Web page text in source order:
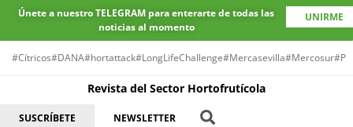
Únete a nuestro TELEGRAM para enterarte de todas las
noticias al momento
UNIRME
#Cítricos#DANA#hortattack#LongLifeChallenge#Mercasevilla#Mercosur
Revista del Sector Hortofrutícola
SUSCRÍBETE NEWSLETTER